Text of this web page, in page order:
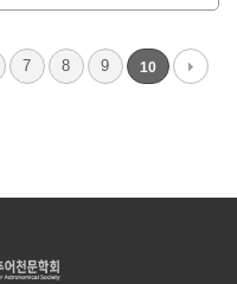
7 8 9 10